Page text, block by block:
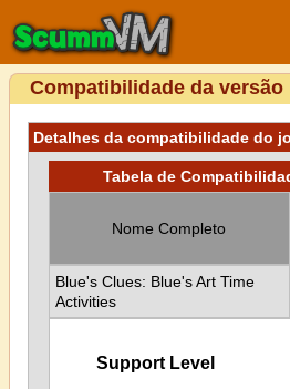
Compatibilidade da versão
Detalhes da compatibilidade do
Tabela de
Nome Completo
Blue's Clues: Blue's Art Time
Activities
Support Level